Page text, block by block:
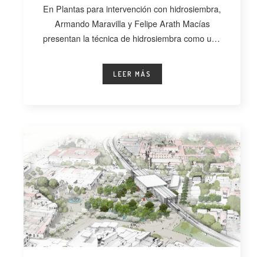
En Plantas para intervención con hidrosiembra,
Armando Maravilla y Felipe Arath Macías
presentan la técnica de hidrosiembra como una
LEER MÁS